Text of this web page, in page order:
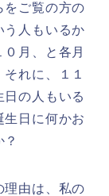
をご覧の方の
う人もいるか
月、と各月
れに、１１
の人もいる
生日に何かお
理由は、私の